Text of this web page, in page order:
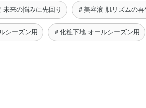
未来の悩みに先回り ＃美容液 肌リズムの再
シーズン用 ＃化粧下地 オールシーズン用